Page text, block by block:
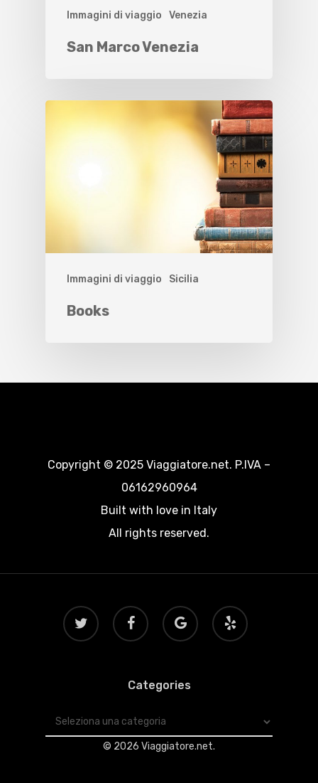
Immagini di viaggio Venezia
San Marco Venezia
Immagini di viaggio Sicilia
Books
Copyright © 2025 Viaggiatore.net. P.IVA –
06162960964
Built with love in Italy
All rights reserved.
twitter facebook
google-
plus
yelp
Categories
Categories
© 2026 Viaggiatore.net.